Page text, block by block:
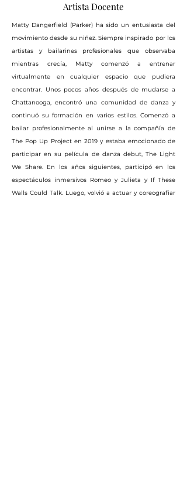
Artista Docente
Matty Dangerfield (Parker) ha sido un entusiasta del
movimiento desde su niñez. Siempre inspirado por los
artistas y bailarines profesionales que observaba
mientras crecía, Matty comenzó a entrenar
virtualmente en cualquier espacio que pudiera
encontrar. Unos pocos años después de mudarse a
Chattanooga, encontró una comunidad de danza y
continuó su formación en varios estilos. Comenzó a
bailar profesionalmente al unirse a la compañía de
The Pop Up Project en 2019 y estaba emocionado de
participar en su película de danza debut, The Light
We Share. En los años siguientes, participó en los
espectáculos inmersivos Romeo y Julieta y If These
Walls Could Talk. Luego, volvió a actuar y coreografiar